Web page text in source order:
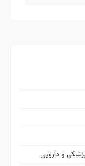
و دارویی